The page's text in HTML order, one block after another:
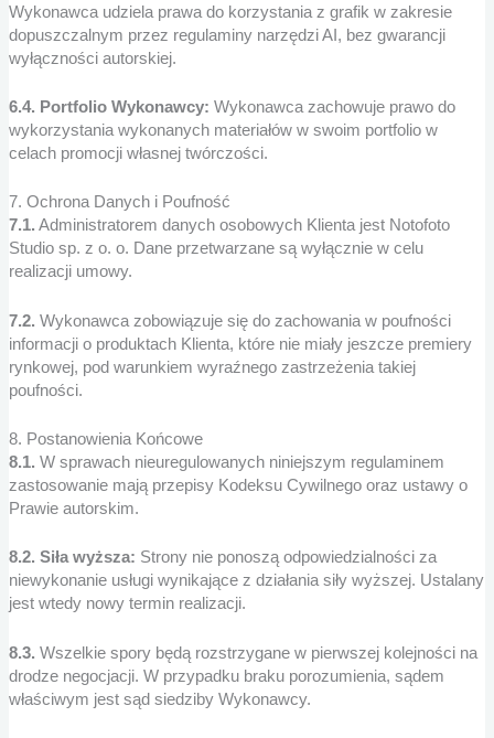
Wykonawca udziela prawa do korzystania z grafik w zakresie
dopuszczalnym przez regulaminy narzędzi AI, bez gwarancji
wyłączności autorskiej.
6.4. Portfolio Wykonawcy: Wykonawca zachowuje prawo do
wykorzystania wykonanych materiałów w swoim portfolio w
celach promocji własnej twórczości.
7. Ochrona Danych i Poufność
7.1. Administratorem danych osobowych Klienta jest Notofoto
Studio sp. z o. o. Dane przetwarzane są wyłącznie w celu
realizacji umowy.
7.2. Wykonawca zobowiązuje się do zachowania w poufności
informacji o produktach Klienta, które nie miały jeszcze premiery
rynkowej, pod warunkiem wyraźnego zastrzeżenia takiej
poufności.
8. Postanowienia Końcowe
8.1. W sprawach nieuregulowanych niniejszym regulaminem
zastosowanie mają przepisy Kodeksu Cywilnego oraz ustawy o
Prawie autorskim.
8.2. Siła wyższa: Strony nie ponoszą odpowiedzialności za
niewykonanie usługi wynikające z działania siły wyższej. Ustalany
jest wtedy nowy termin realizacji.
8.3. Wszelkie spory będą rozstrzygane w pierwszej kolejności na
drodze negocjacji. W przypadku braku porozumienia, sądem
właściwym jest sąd siedziby Wykonawcy.